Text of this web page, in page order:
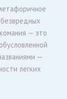
— это
—
легких